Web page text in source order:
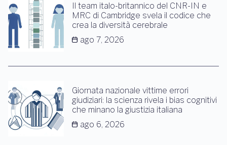
Il team italo-britannico del CNR-IN e
MRC di Cambridge svela il codice che
crea la diversità cerebrale
ago 7, 2026
Giornata nazionale vittime errori
giudiziari: la scienza rivela i bias cognitivi
che minano la giustizia italiana
ago 6, 2026